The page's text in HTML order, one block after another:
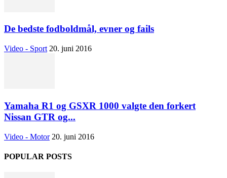
De bedste fodboldmål, evner og fails
Video - Sport 20. juni 2016
Yamaha R1 og GSXR 1000 valgte den forkert
Nissan GTR og...
Video - Motor 20. juni 2016
POPULAR POSTS